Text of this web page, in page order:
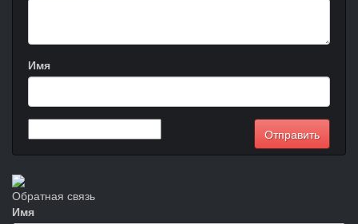
Имя
Обратная связь
Имя